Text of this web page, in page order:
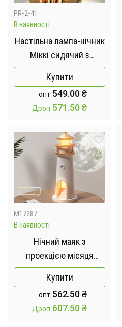
PR-2-41
В наявності
Настільна лампа-нічник
Міккі сидячий з
сенсорним керуванням
та магнітним
кріпленням
Купити
опт 549.00₴
Дроп 571.50₴
M17287
В наявності
Нічний маяк з
проекцією місяця
LightHouse проектор
місяця з акумулятором
Купити
опт 562.50₴
Дроп 607.50₴